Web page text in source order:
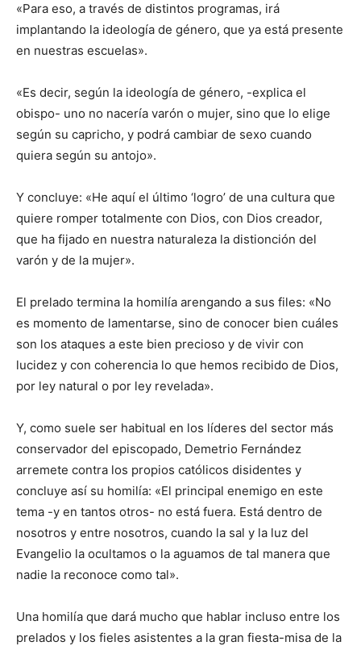
«Para eso, a través de distintos programas, irá
implantando la ideología de género, que ya está presente
en nuestras escuelas».
«Es decir, según la ideología de género, -explica el
obispo- uno no nacería varón o mujer, sino que lo elige
según su capricho, y podrá cambiar de sexo cuando
quiera según su antojo».
Y concluye: «He aquí el último ‘logro’ de una cultura que
quiere romper totalmente con Dios, con Dios creador,
que ha fijado en nuestra naturaleza la distionción del
varón y de la mujer».
El prelado termina la homilía arengando a sus files: «No
es momento de lamentarse, sino de conocer bien cuáles
son los ataques a este bien precioso y de vivir con
lucidez y con coherencia lo que hemos recibido de Dios,
por ley natural o por ley revelada».
Y, como suele ser habitual en los líderes del sector más
conservador del episcopado, Demetrio Fernández
arremete contra los propios católicos disidentes y
concluye así su homilía: «El principal enemigo en este
tema -y en tantos otros- no está fuera. Está dentro de
nosotros y entre nosotros, cuando la sal y la luz del
Evangelio la ocultamos o la aguamos de tal manera que
nadie la reconoce como tal».
Una homilía que dará mucho que hablar incluso entre los
prelados y los fieles asistentes a la gran fiesta-misa de la